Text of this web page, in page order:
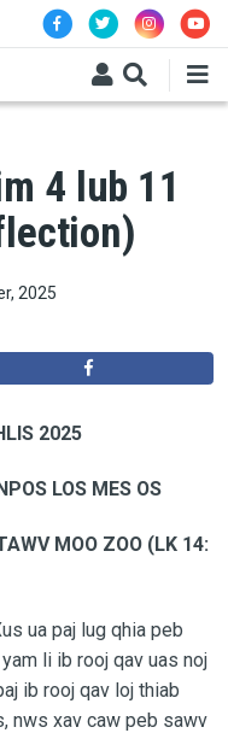
4 lub 11
2025
2025
LOS MES OS
MOO ZOO (LK 14:
ua paj lug qhia peb
li ib rooj qav uas noj
ib rooj qav loj thiab
nws xav caw peb sawv